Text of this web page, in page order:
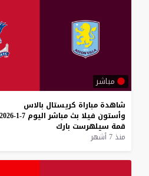
مباشر
شاهدة مباراة كريستال بالاس
وأستون فيلا بث مباشر اليوم 7-1-2026
قمة سيلهرست بارك
منذ 7 أشهر